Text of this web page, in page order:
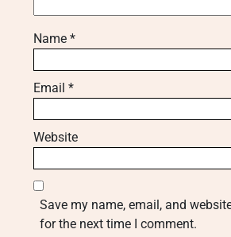
Name *
Email *
Website
Save my name, email, and
for the next time I comment.